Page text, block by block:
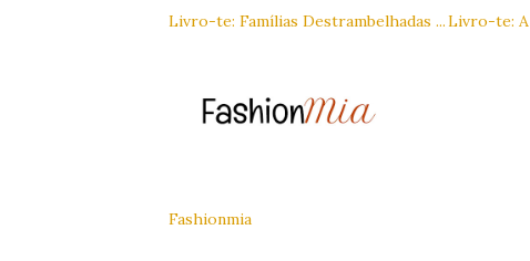
Livro-te: Famílias Destrambelhadas ...Livro-te: A
Fashionmia